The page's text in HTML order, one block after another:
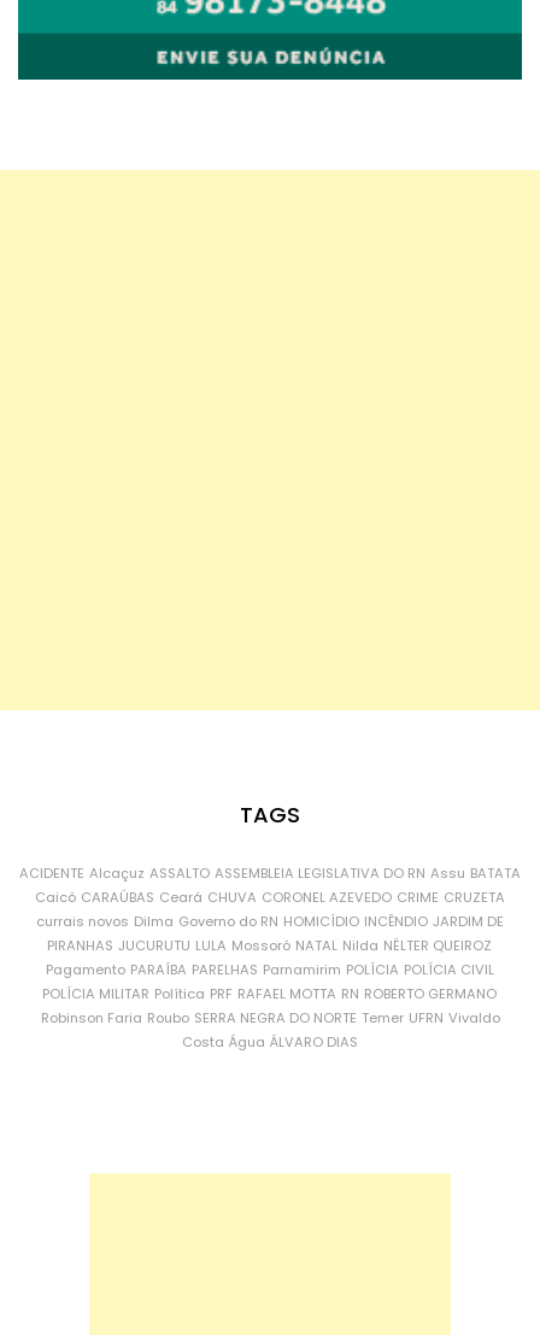
TAGS
ACIDENTE Alcaçuz ASSALTO ASSEMBLEIA LEGISLATIVA DO RN Assu BATATA
Caicó CARAÚBAS Ceará CHUVA CORONEL AZEVEDO CRIME CRUZETA
currais novos Dilma Governo do RN HOMICÍDIO INCÊNDIO JARDIM DE
PIRANHAS JUCURUTU LULA Mossoró NATAL Nilda NÉLTER QUEIROZ
Pagamento PARAÍBA PARELHAS Parnamirim POLÍCIA POLÍCIA CIVIL
POLÍCIA MILITAR Política PRF RAFAEL MOTTA RN ROBERTO GERMANO
Robinson Faria Roubo SERRA NEGRA DO NORTE Temer UFRN Vivaldo
Costa Água ÁLVARO DIAS